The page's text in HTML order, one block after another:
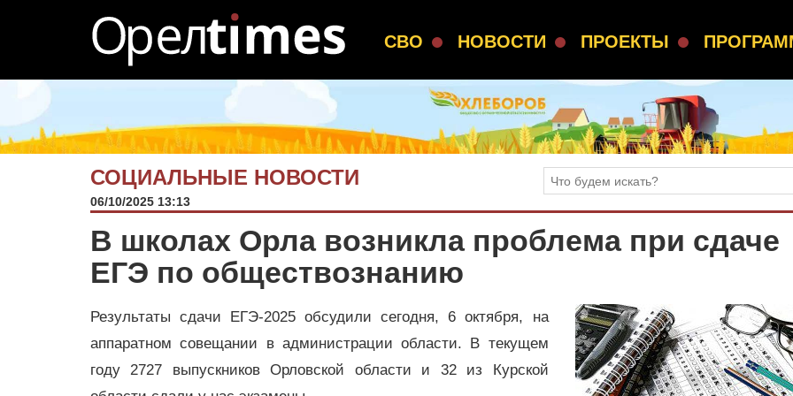
СВО НОВОСТИ ПРОЕКТЫ
СОЦИАЛЬНЫЕ НОВОСТИ
06/10/2025 13:13
В школах Орла возникла проблема при сдаче
ЕГЭ по обществознанию
Результаты сдачи ЕГЭ-2025 обсудили сегодня, 6 октября, на
аппаратном совещании в администрации области. В текущем
году 2727 выпускников Орловской области и 32 из Курской